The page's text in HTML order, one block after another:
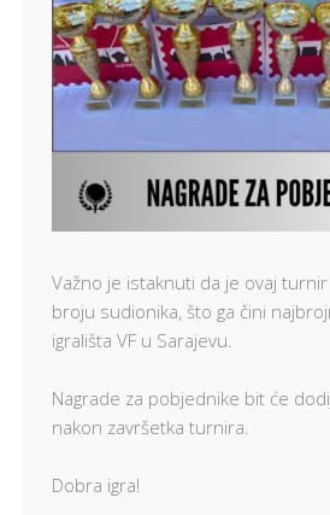
Važno je istaknuti da je ovaj
broju sudionika, što ga čini
igrališta VF u Sarajevu.
Nagrade za pobjednike bit će
nakon završetka turnira.
Dobra igra!